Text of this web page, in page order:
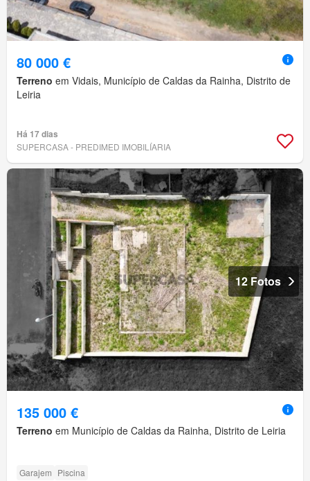
80 000 €
Terreno em Vidais, Município de Caldas da Rainha, Distrito de
Leiria
Há 17 dias
SUPERCASA - PREDIMED IMOBILÍARIA
12 Fotos
135 000 €
Terreno em Município de Caldas da Rainha, Distrito de Leiria
Garajem Piscina